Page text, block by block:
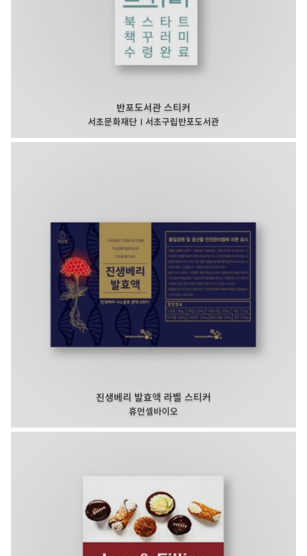
반포도서관 스티커
서초문화재단 I 서초구립반포도서관
진생베리 발효액 라벨 스티커
휴먼셀바이오